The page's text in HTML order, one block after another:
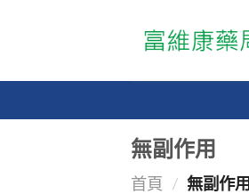
無副作用
首頁 / 無副作用